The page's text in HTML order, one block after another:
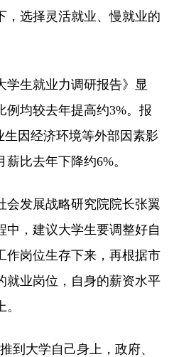
，选择灵活就业、慢就业的
学生就业力调研报告》显
例均较去年提高约3%。报
生因经济环境等外部因素影
比去年下降约6%。
会发展战略研究院院长张翼
中，建议大学生要调整好自
作岗位生存下来，再根据市
就业岗位，自身的薪资水平
到大学自己身上，政府、